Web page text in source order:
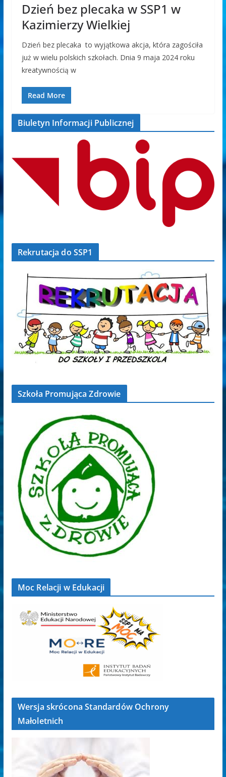
Dzień bez plecaka w SSP1 w
Kazimierzy Wielkiej
Dzień bez plecaka to wyjątkowa akcja, która zagościła
już w wielu polskich szkołach. Dnia 9 maja 2024 roku
kreatywnością w
Read More
Biuletyn Informacji Publicznej
Rekrutacja do SSP1
Szkoła Promująca Zdrowie
Moc Relacji w Edukacji
Wersja skrócona Standardów Ochrony
Małoletnich